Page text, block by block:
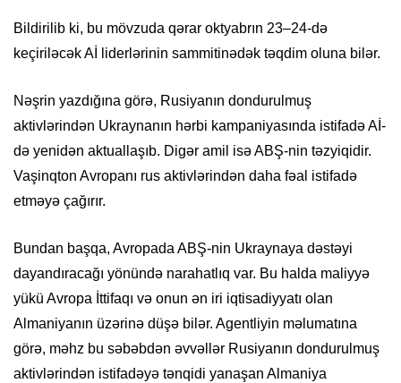
Bildirilib ki, bu mövzuda qərar oktyabrın 23–24-də
keçiriləcək Aİ liderlərinin sammitinədək təqdim oluna bilər.
Nəşrin yazdığına görə, Rusiyanın dondurulmuş
aktivlərindən Ukraynanın hərbi kampaniyasında istifadə Aİ-
də yenidən aktuallaşıb. Digər amil isə ABŞ-nin təzyiqidir.
Vaşinqton Avropanı rus aktivlərindən daha fəal istifadə
etməyə çağırır.
Bundan başqa, Avropada ABŞ-nin Ukraynaya dəstəyi
dayandıracağı yönündə narahatlıq var. Bu halda maliyyə
yükü Avropa İttifaqı və onun ən iri iqtisadiyyatı olan
Almaniyanın üzərinə düşə bilər. Agentliyin məlumatına
görə, məhz bu səbəbdən əvvəllər Rusiyanın dondurulmuş
aktivlərindən istifadəyə tənqidi yanaşan Almaniya